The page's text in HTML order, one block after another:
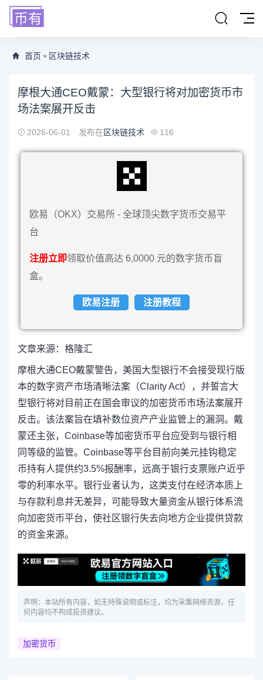
首页 > 区块链技术
摩根大通CEO戴蒙：大型银行将对加密货币市
场法案展开反击
2026-06-01 发布在区块链技术 116
欧易（OKX）交易所 - 全球顶尖数字货币交易平
台
注册立即领取价值高达 6,0000 元的数字货币盲
盒。
欧易注册 注册教程
文章来源：格隆汇
摩根大通CEO戴蒙警告，美国大型银行不会接受现行版
本的数字资产市场清晰法案（Clarity Act），并誓言大
型银行将对目前正在国会审议的加密货币市场法案展开
反击。该法案旨在填补数位资产产业监管上的漏洞。戴
蒙还主张，Coinbase等加密货币平台应受到与银行相
同等级的监管。Coinbase等平台目前向美元挂钩稳定
币持有人提供约3.5%报酬率，远高于银行支票账户近乎
零的利率水平。银行业者认为，这类支付在经济本质上
与存款利息并无差异，可能导致大量资金从银行体系流
向加密货币平台，使社区银行失去向地方企业提供贷款
的资金来源。
声明：本站所有内容，如无特殊说明或标注，均为采集网络资源，任
何内容均不构成投资建议。
加密货币